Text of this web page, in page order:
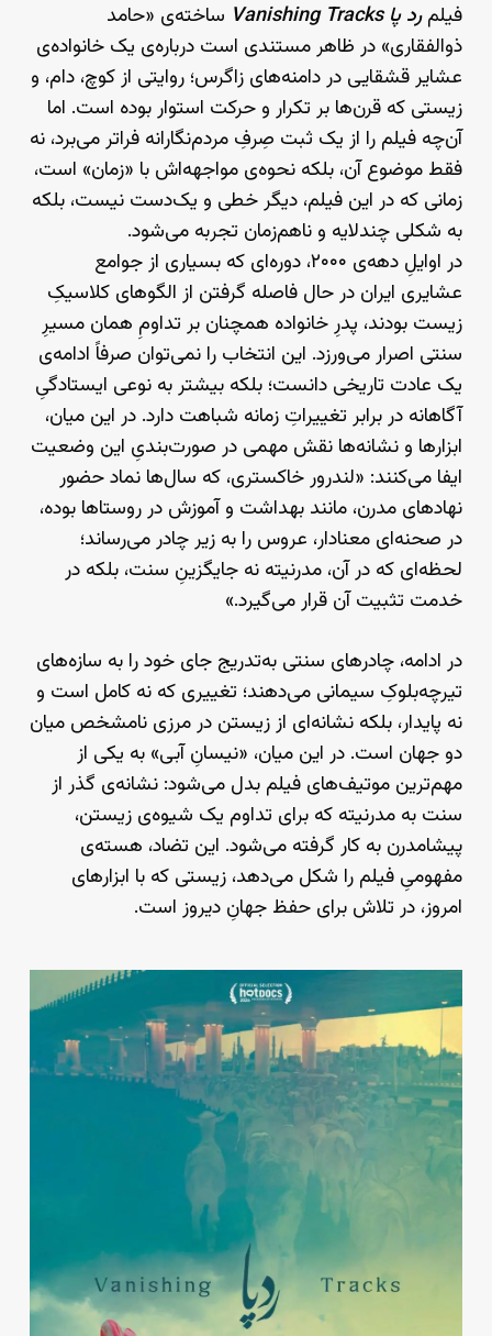
فیلمرد پا Vanishing Tracks ساخته‌ی «حامد
ذوالفقاری» در ظاهر مستندی است درباره‌ی یک خانواده‌ی
عشایر قشقایی در دامنه‌های زاگرس؛ روایتی از کوچ، دام، و
زیستی که قرن‌ها بر تکرار و حرکت استوار بوده است. اما
آن‌چه فیلم را از یک ثبت صِرفِ مردم‌نگارانه فراتر می‌برد، نه
فقط موضوع آن، بلکه نحوه‌ی مواجهه‌اش با «زمان» است،
زمانی که در این فیلم، دیگر خطی و یک‌دست نیست، بلکه
به شکلی چندلایه و ناهم‌زمان تجربه می‌شود.
در اوایلِ دهه‌ی ۲۰۰۰، دوره‌ای که بسیاری از جوامع
عشایری ایران در حال فاصله گرفتن از الگوهای کلاسیکِ
زیست بودند، پدرِ خانواده همچنان بر تداومِ همان مسیرِ
سنتی اصرار می‌ورزد. این انتخاب را نمی‌توان صرفاً ادامه‌ی
یک عادت تاریخی دانست؛ بلکه بیشتر به نوعی ایستادگیِ
آگاهانه در برابر تغییراتِ زمانه شباهت دارد. در این میان،
ابزارها و نشانه‌ها نقش مهمی در صورت‌بندیِ این وضعیت
ایفا می‌کنند: «لندرور خاکستری، که سال‌ها نماد حضور
نهادهای مدرن، مانند بهداشت و آموزش در روستاها بوده،
در صحنه‌ای معنادار، عروس را به زیر چادر می‌رساند؛
لحظه‌ای که در آن، مدرنیته نه جایگزینِ سنت، بلکه در
خدمت تثبیت آن قرار می‌گیرد.»
در ادامه، چادرهای سنتی به‌تدریج جای خود را به سازه‌های
تیرچه‌بلوکِ سیمانی می‌دهند؛ تغییری که نه کامل است و
نه پایدار، بلکه نشانه‌ای از زیستن در مرزی نامشخص میان
دو جهان است. در این میان، «نیسانِ آبی» به یکی از
مهم‌ترین موتیف‌های فیلم بدل می‌شود: نشانه‌ی گذر از
سنت به مدرنیته که برای تداوم یک شیوه‌ی زیستن،
پیشامدرن به کار گرفته می‌شود. این تضاد، هسته‌ی
مفهومیِ فیلم را شکل می‌دهد، زیستی که با ابزارهای
امروز، در تلاش برای حفظ جهانِ دیروز است.